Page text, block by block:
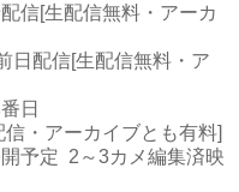
信[生配信無料・アーカ
日配信[生配信無料・ア
日
・アーカイブとも有料]
予定 2～3カメ編集済映